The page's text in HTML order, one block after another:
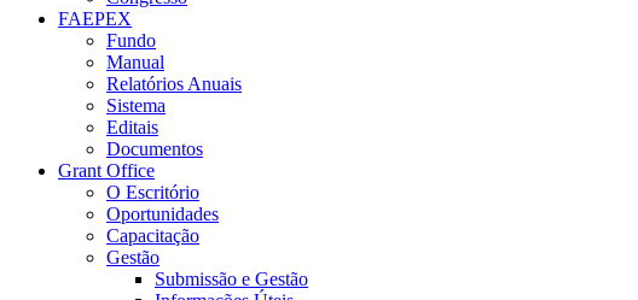
FAEPEX
Fundo
Manual
Relatórios Anuais
Sistema
Editais
Documentos
Grant Office
O Escritório
Oportunidades
Capacitação
Gestão
Submissão e Gestão